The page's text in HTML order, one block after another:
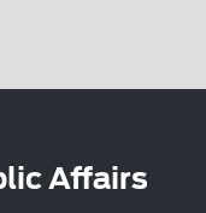
Affairs